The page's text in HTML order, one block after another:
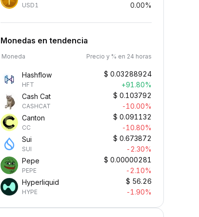
USD1
0.00%
Monedas en tendencia
Moneda Precio y % en 24 horas
Hashflow
HFT
$ 0.03288924
+91.80%
Cash Cat
CASHCAT
$ 0.103792
-10.00%
Canton
CC
$ 0.091132
-10.80%
Sui
SUI
$ 0.673872
-2.30%
Pepe
PEPE
$ 0.00000281
-2.10%
Hyperliquid
HYPE
$ 56.26
-1.90%